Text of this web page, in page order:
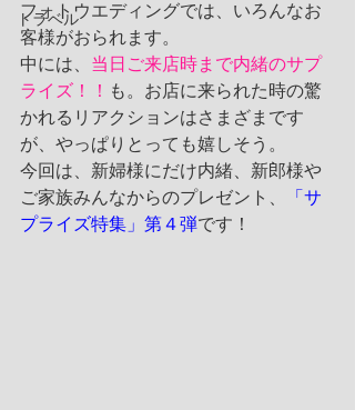
トラベル
フォトウエディングでは、いろんなお
客様がおられます。
中には、 当日ご来店時まで内緒のサプ
ライズ！！ も。お店に来られた時の驚
かれるリアクションはさまざまです
が、やっぱりとっても嬉しそう。
今回は、新婦様にだけ内緒、新郎様や
ご家族みんなからのプレゼント、
「サ
プライズ特集」第４弾です！